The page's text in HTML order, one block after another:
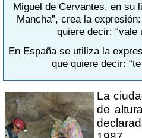
Miguel de Cervantes, en su
Mancha”, crea la
quiere decir: “vale
En España se utiliza la
que quiere decir:
La
de